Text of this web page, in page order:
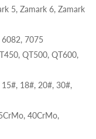
5, Zamark 6, Zamark
7075
QT500, QT600,
18#, 20#, 30#,
40CrMo,